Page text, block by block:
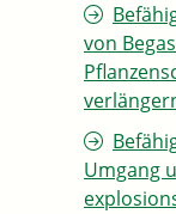
von
Umgang